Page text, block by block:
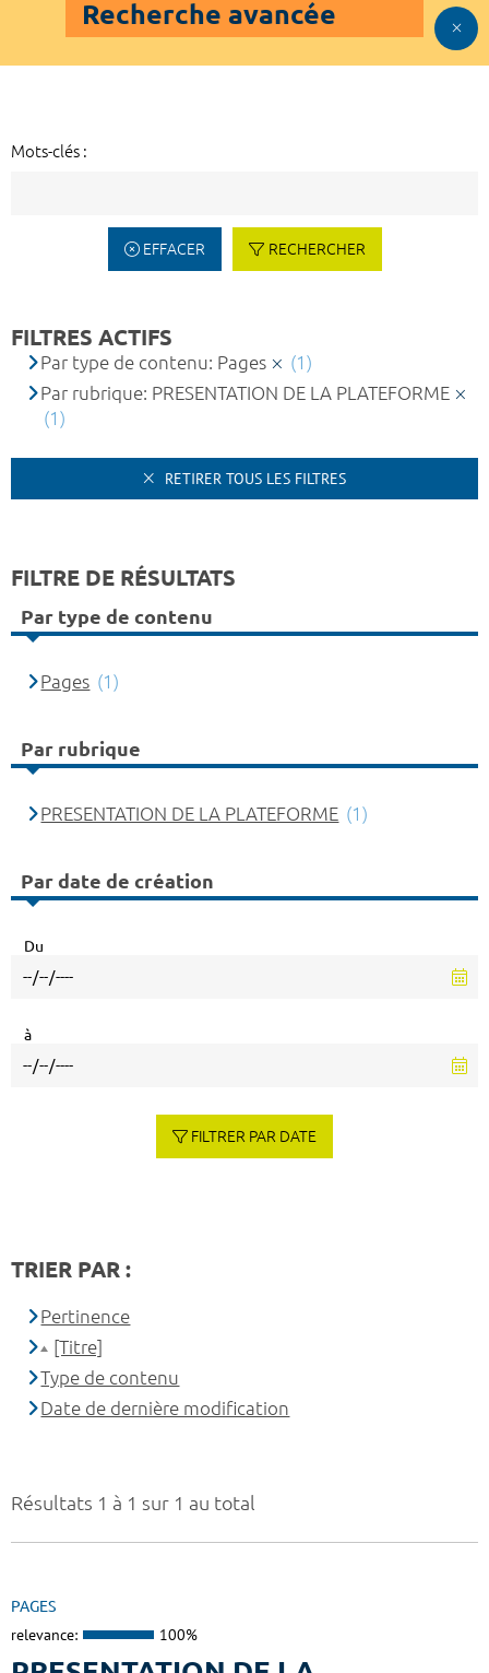
Recherche avancée
Mots-clés :
EFFACER RECHERCHER
Résultats 1 à 1 sur 1 au total
PAGES
relevance: 100%
FILTRES ACTIFS
Par type de contenu: Pages
(1)
Par rubrique: PRESENTATION DE LA PLATEFORME
(1)
RETIRER TOUS LES FILTRES
FILTRE DE RÉSULTATS
Par type de contenu
Pages (1)
Par rubrique
PRESENTATION DE LA PLATEFORME (1)
Par date de création
Du
à
FILTRER PAR DATE
TRIER PAR :
Pertinence
[Titre]
Type de contenu
Date de dernière modification